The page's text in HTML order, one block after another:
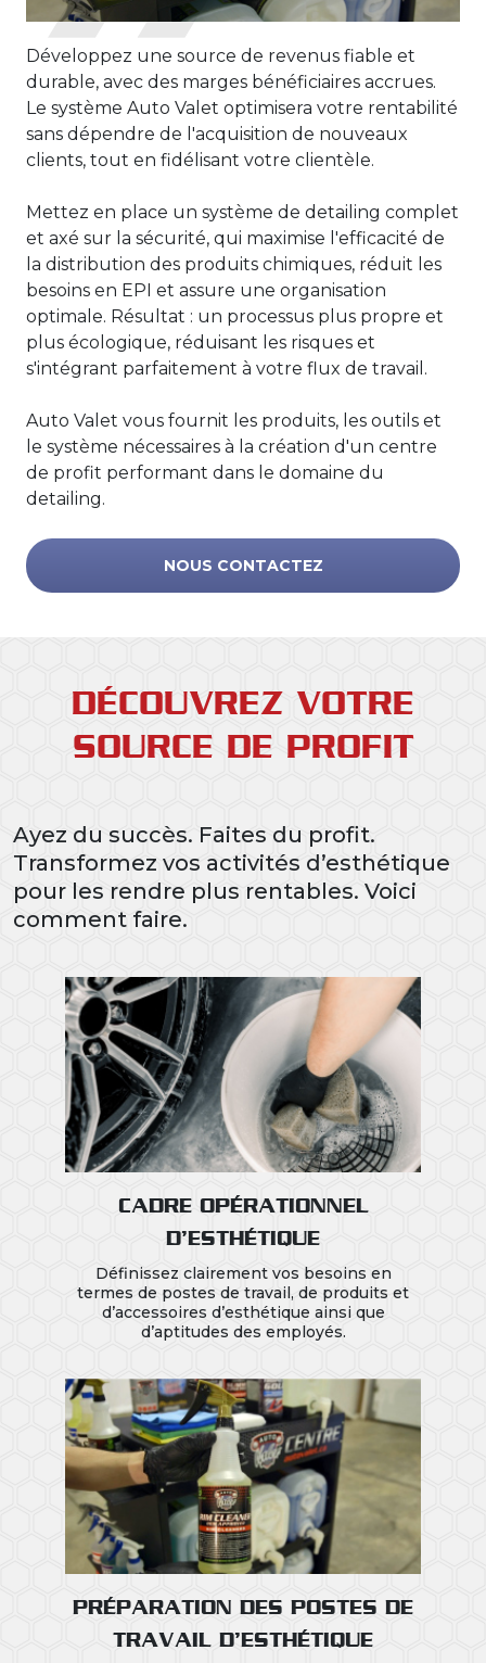
Développez une source de revenus fiable et
durable, avec des marges bénéficiaires accrues.
Le système Auto Valet optimisera votre rentabilité
sans dépendre de l'acquisition de nouveaux
clients, tout en fidélisant votre clientèle.
Mettez en place un système de detailing complet
et axé sur la sécurité, qui maximise l'efficacité de
la distribution des produits chimiques, réduit les
besoins en EPI et assure une organisation
optimale. Résultat : un processus plus propre et
plus écologique, réduisant les risques et
s'intégrant parfaitement à votre flux de travail.
Auto Valet vous fournit les produits, les outils et
le système nécessaires à la création d'un centre
de profit performant dans le domaine du
detailing.
NOUS CONTACTEZ
DÉCOUVREZ VOTRE
SOURCE DE PROFIT
Ayez du succès. Faites du profit.
Transformez vos activités d’esthétique
pour les rendre plus rentables. Voici
comment faire.
CADRE OPÉRATIONNEL
D’ESTHÉTIQUE
Définissez clairement vos besoins en
termes de postes de travail, de produits et
d’accessoires d’esthétique ainsi que
d’aptitudes des employés.
PRÉPARATION DES POSTES DE
TRAVAIL D’ESTHÉTIQUE